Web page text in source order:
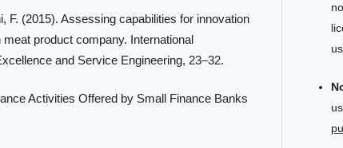
F. (2015). Assessing capabilities for innovation
product company. International
and Service Engineering, 23–32.
Activities Offered by Small Finance Banks